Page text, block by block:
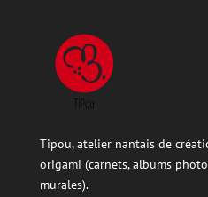
Tipou, atelier nantais de
origami (carnets, albums
murales).